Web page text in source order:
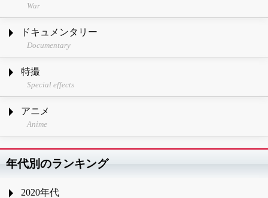
War
ドキュメンタリー
Documentary
特撮
Special effects
アニメ
Anime
年代別のランキング
2020年代